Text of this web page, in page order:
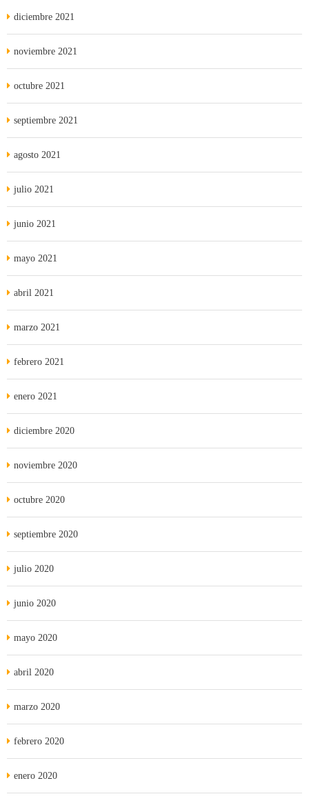
diciembre 2021
noviembre 2021
octubre 2021
septiembre 2021
agosto 2021
julio 2021
junio 2021
mayo 2021
abril 2021
marzo 2021
febrero 2021
enero 2021
diciembre 2020
noviembre 2020
octubre 2020
septiembre 2020
julio 2020
junio 2020
mayo 2020
abril 2020
marzo 2020
febrero 2020
enero 2020